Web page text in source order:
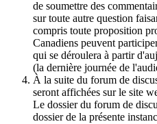
de soumettre des
sur toute autre question
compris toute proposition
Canadiens peuvent
qui se déroulera à partir
(la dernière journée de
À la suite du forum de
seront affichées sur le site
Le dossier du forum de
dossier de la présente